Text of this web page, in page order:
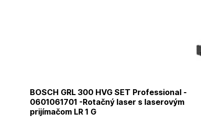
BOSCH GRL 300 HVG SET Professional -
0601061701 -Rotačný laser s laserovým
prijímačom LR 1 G